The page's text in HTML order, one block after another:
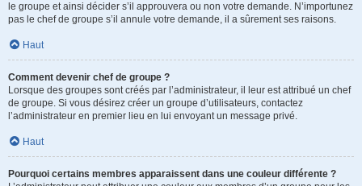
le groupe et ainsi décider s’il approuvera ou non votre demande. N’importunez
pas le chef de groupe s’il annule votre demande, il a sûrement ses raisons.
Haut
Comment devenir chef de groupe ?
Lorsque des groupes sont créés par l’administrateur, il leur est attribué un chef
de groupe. Si vous désirez créer un groupe d’utilisateurs, contactez
l’administrateur en premier lieu en lui envoyant un message privé.
Haut
Pourquoi certains membres apparaissent dans une couleur différente ?